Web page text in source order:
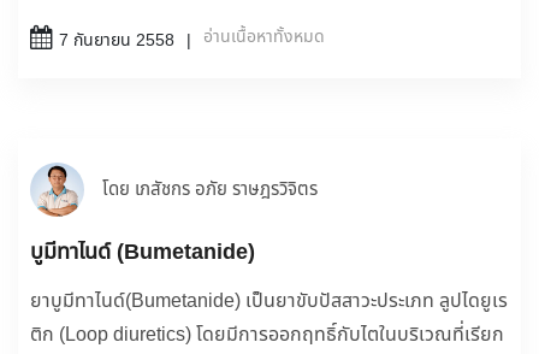
7 กันยายน 2558 อ่านเนื้อหาทั้งหมด
โดย เภสัชกร อภัย ราษฎรวิจิตร
บูมีทาไนด์ (Bumetanide)
ยาบูมีทาไนด์(Bumetanide) เป็นยาขับปัสสาวะประเภท ลูปไดยูเร
ติก (Loop diuretics) โดยมีการออกฤทธิ์กับไตในบริเวณที่เรียก